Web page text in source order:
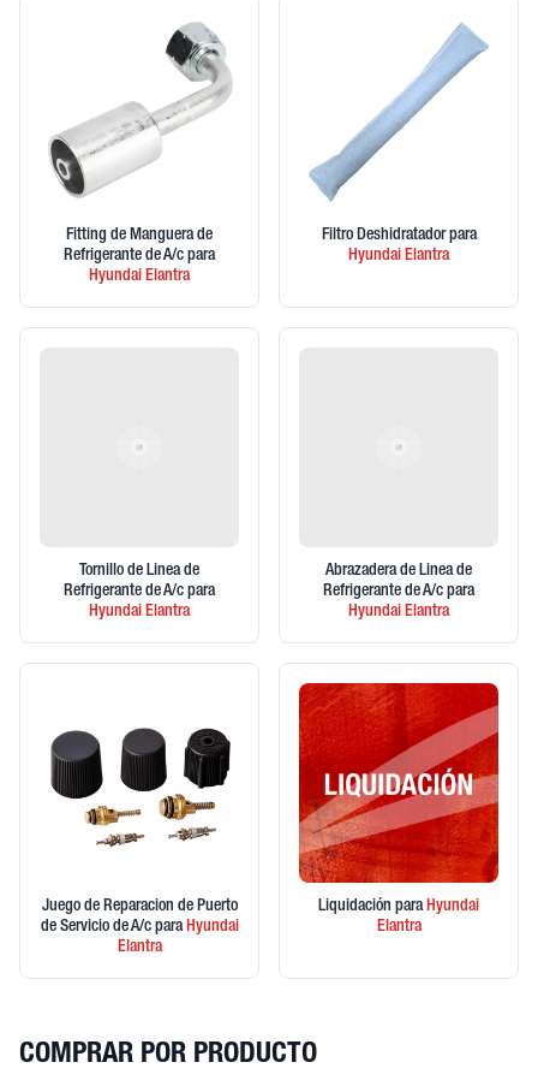
Fitting de Manguera de
Refrigerante de A/c para
Hyundai Elantra
Filtro Deshidratador para
Hyundai Elantra
Tornillo de Linea de
Refrigerante de A/c para
Hyundai Elantra
Abrazadera de Linea de
Refrigerante de A/c para
Hyundai Elantra
Juego de Reparacion de Puerto
de Servicio de A/c paraHyundai
Elantra
Liquidación paraHyundai
Elantra
COMPRAR POR PRODUCTO